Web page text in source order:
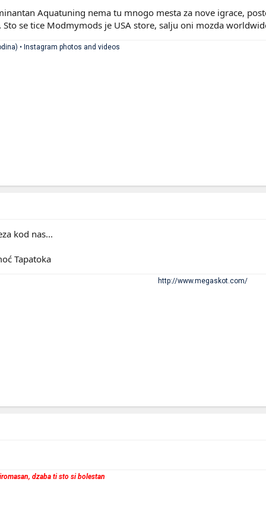
Aquatuning nema tu mnogo mesta za nove igrace,
se tice Modmymods je USA store, salju oni mozda
• Instagram photos and videos
kod nas...
Tapatoka
http://www.megaskot.com/
dzaba ti sto si bolestan